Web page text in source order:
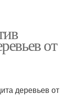
от
деревьев от